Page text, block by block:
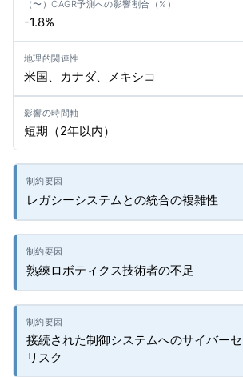
-1.8%
米国、カナダ、メキシコ
短期（2年以内）
レガシーシステムとの統合の複雑性
熟練ロボティクス技術者の不足
接続された制御システムへのサイバー
リスク